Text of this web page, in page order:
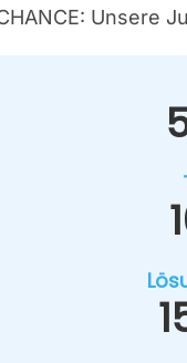
Unse­re